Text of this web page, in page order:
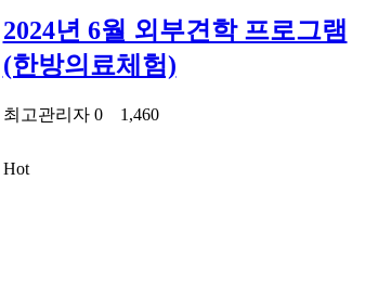
2024년 6월 외부견학 프로그램
(한방의료체험)
최고관리자 0 1,460
Hot